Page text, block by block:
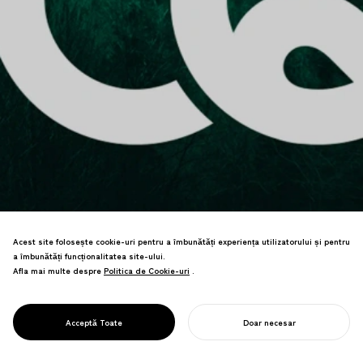
CQ : COEFICIENT
NEUTRALITATE
CARBON
societatea cu carbon negativ prin stiluri
de viață decarbonizate.
Acest site folosește cookie-uri pentru a îmbunătăți experiența utilizatorului și pentru
a îmbunătăți funcționalitatea site-ului.
Afla mai multe despre Politica de Cookie-uri
Politica de Cookie-uri .
Acceptă Toate Doar necesar